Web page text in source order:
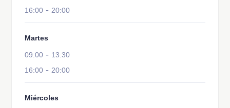
16:00 -20:00
Martes
09:00 - 13:30
16:00 -20:00
Miércoles